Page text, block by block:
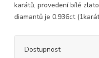
karátů, provedení bílé
diamantů je 0.936ct
Dostupnost